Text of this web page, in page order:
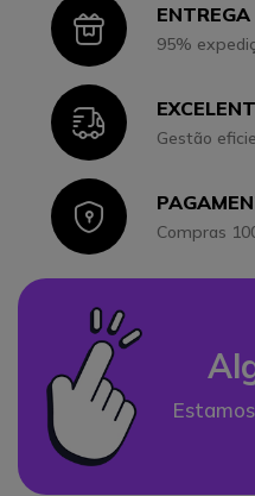
Icon95%
IconGestão
IconCompras